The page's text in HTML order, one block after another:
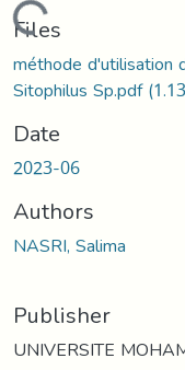
Loading...
Files
méthode d'utilisation
Sitophilus Sp.pdf
Date
2023-06
Authors
NASRI, Salima
Publisher
UNIVERSITE